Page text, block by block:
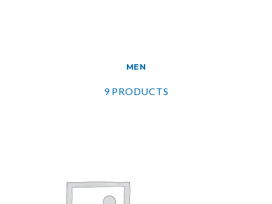
MEN
9 PRODUCTS